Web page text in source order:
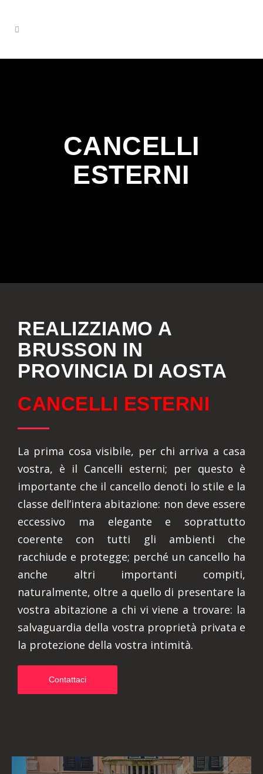
CANCELLI
ESTERNI
REALIZZIAMO A
BRUSSON IN
PROVINCIA DI AOSTA
CANCELLI ESTERNI
La prima cosa visibile, per chi arriva a casa
vostra, è il Cancelli esterni; per questo è
importante che il cancello denoti lo stile e la
classe dell’intera abitazione: non deve essere
eccessivo ma elegante e soprattutto
coerente con tutti gli ambienti che
racchiude e protegge; perché un cancello ha
anche altri importanti compiti,
naturalmente, oltre a quello di presentare la
vostra abitazione a chi vi viene a trovare: la
salvaguardia della vostra proprietà privata e
la protezione della vostra intimità.
Contattaci